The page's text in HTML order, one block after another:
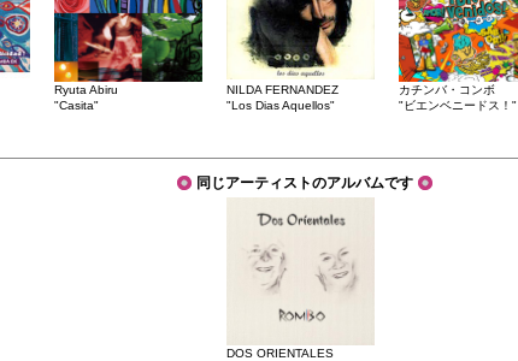
Ryuta Abiru
"Casita"
NILDA FERNANDEZ
"Los Dias Aquellos"
カチンバ・コンボ
"ビエンベニードス！"
同じアーティストのアルバムです
DOS ORIENTALES